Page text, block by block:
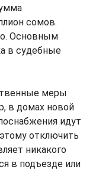
сомов.
Основным
в судебные
меры
в домах новой
идут
отключить
никакого
в подъезде или